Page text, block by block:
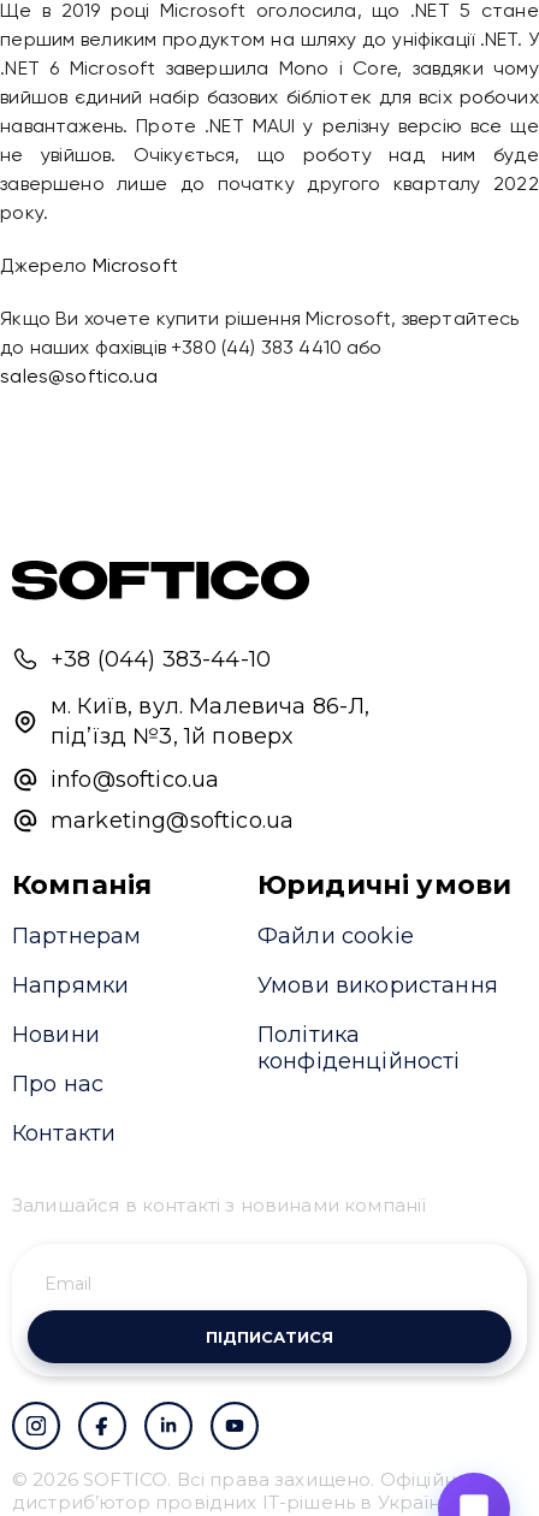
Ще в 2019 році Microsoft оголосила, що .NET 5 стане
першим великим продуктом на шляху до уніфікації .NET. У
.NET 6 Microsoft завершила Mono і Core, завдяки чому
вийшов єдиний набір базових бібліотек для всіх робочих
навантажень. Проте .NET MAUI у релізну версію все ще
не увійшов. Очікується, що роботу над ним буде
завершено лише до початку другого кварталу 2022
року.
Джерело Microsoft
Якщо Ви хочете купити рішення Microsoft, звертайтесь
до наших фахівців +380 (44) 383 4410 або
sales@softico.ua
+38 (044) 383-44-10
м. Київ, вул. Малевича 86-Л,
під’їзд №3, 1й поверх
info@softico.ua
marketing@softico.ua
Компанія
Партнерам
Напрямки
Новини
Про нас
Контакти
Юридичні умови
Файли cookie
Умови використання
Політика
конфіденційності
Залишайся в контакті з новинами компанії
ПІДПИСАТИСЯ
© 2026 SOFTICO. Всі права захищено. Офіційний
дистриб’ютор провідних IT-рішень в Україні.
Надіслати повідомлення